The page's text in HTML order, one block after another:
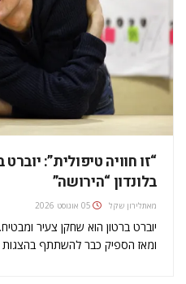
“זו חוויה טיפולית”:
בלונדון “הירושה”
מאתלירון שקל 05 אוגוסט 2026
יוברט ברטון הוא שחקן צעיר
ומאז הספיק כבר להשתתף בהצגות